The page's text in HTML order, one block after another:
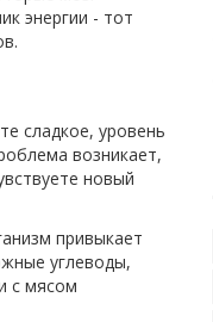
энергии - тот
сладкое, уровень
возникает,
новый
привыкает
углеводы,
с мясом